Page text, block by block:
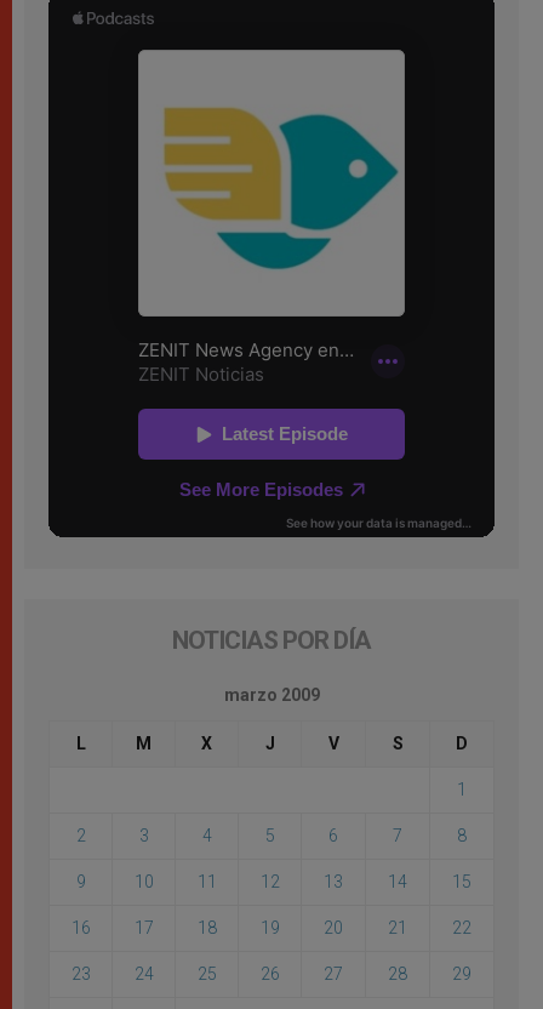
NOTICIAS POR DÍA
marzo 2009
L M X J V S D
1
2 3 4 5 6 7 8
9 10 11 12 13 14 15
16 17 18 19 20 21 22
23 24 25 26 27 28 29